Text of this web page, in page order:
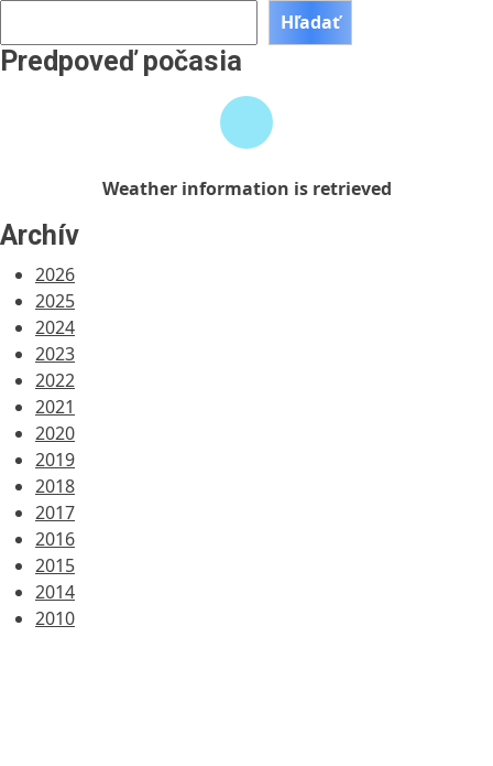
Hľadať
Predpoveď počasia
Weather information is retrieved
Archív
2026
2025
2024
2023
2022
2021
2020
2019
2018
2017
2016
2015
2014
2010